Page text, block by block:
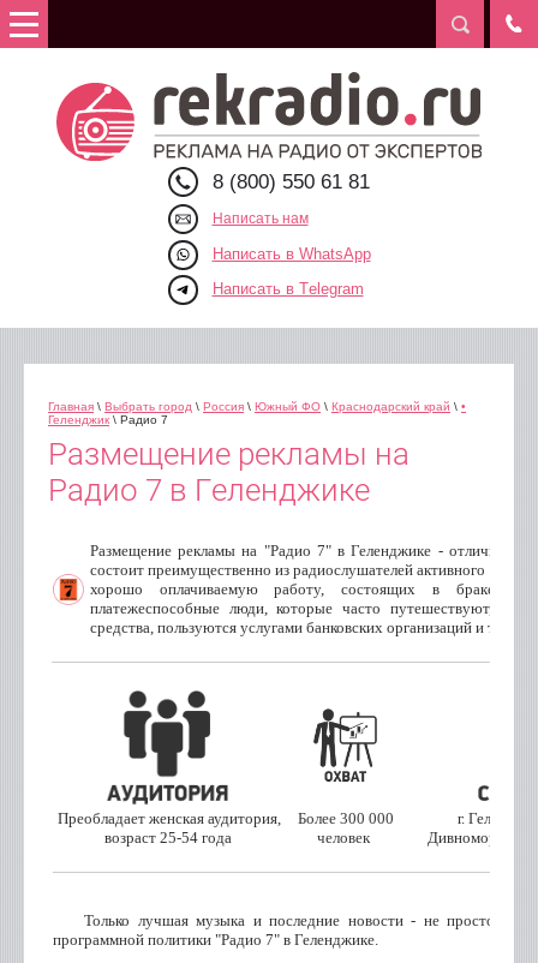
8 (800) 550 61 81
Написать нам
Написать в WhatsApp
Написать в Telegram
Главная \ Выбрать город \ Россия \ Южный ФО \ Краснодарский край \ •
Геленджик \ Радио 7
Размещение рекламы на
Радио 7 в Геленджике
Размещение рекламы на "Радио 7" в Геленджике - отличный
состоит преимущественно из радиослушателей активного
хорошо оплачиваемую работу, состоящих в браке и
платежеспособные люди, которые часто путешествуют,
средства, пользуются услугами банковских организаций и
Преобладает женская аудитория,
возраст 25-54 года
Более 300 000
человек
г.
Дивноморское,
Только лучшая музыка и последние новости - не просто
программной политики "Радио 7" в Геленджике.